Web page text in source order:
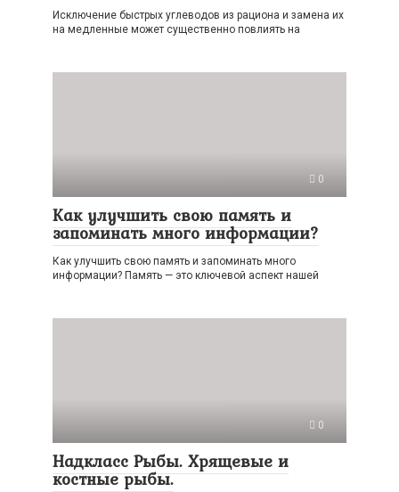
Исключение быстрых углеводов из рациона и замена их
на медленные может существенно повлиять на
0
Как улучшить свою память и
запоминать много информации?
Как улучшить свою память и запоминать много
информации? Память — это ключевой аспект нашей
0
Надкласс Рыбы. Хрящевые и
костные рыбы.